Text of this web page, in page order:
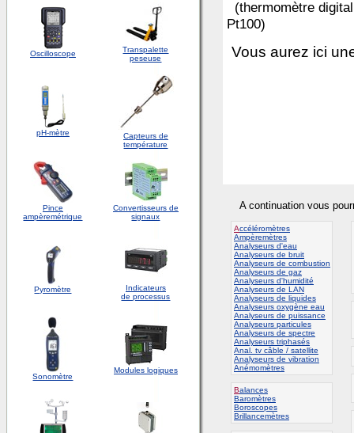
Oscilloscope
Transpalette
peseuse
pH-mètre
Capteurs de
température
Pince
ampèremétrique
Convertisseurs de
signaux
Pyromètre
Indicateurs
de processus
Sonomètre
Modules logiques
(thermomètre
Pt100)
Vous aurez ici
A continuation vous
Accéléromètres
Ampèremètres
Analyseurs d'eau
Analyseurs de bruit
Analyseurs de combustion
Analyseurs de gaz
Analyseurs d'humidité
Analyseurs de LAN
Analyseurs de liquides
Analyseurs oxygène eau
Analyseurs de puissance
Analyseurs particules
Analyseurs de spectre
Analyseurs triphasés
Anal. tv câble / satellite
Analyseurs de vibration
Anémomètres
Balances
Baromètres
Boroscopes
Brillancemètres